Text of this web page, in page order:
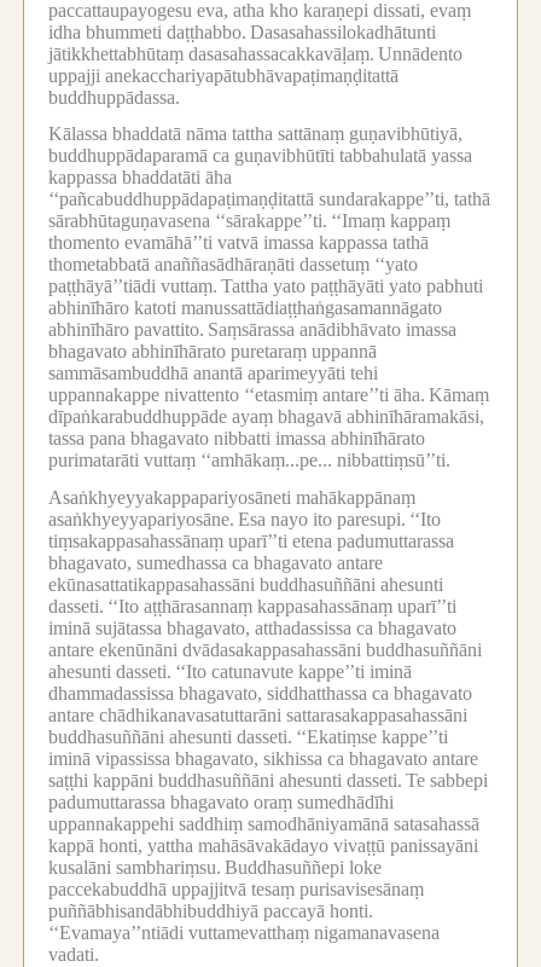
paccattaupayogesu eva, atha kho karaṇepi dissati, evaṃ
idha bhummeti daṭṭhabbo. Dasasahassilokadhātunti
jātikkhettabhūtaṃ dasasahassacakkavāḷaṃ. Unnādento
uppajji anekacchariyapātubhāvapaṭimaṇḍitattā
buddhuppādassa.
Kālassa bhaddatā nāma tattha sattānaṃ guṇavibhūtiyā,
buddhuppādaparamā ca guṇavibhūtīti tabbahulatā yassa
kappassa bhaddatāti āha
‘‘pañcabuddhuppādapaṭimaṇḍitattā sundarakappe’’ti, tathā
sārabhūtaguṇavasena ‘‘sārakappe’’ti. ‘‘Imaṃ kappaṃ
thomento evamāhā’’ti vatvā imassa kappassa tathā
thometabbatā anaññasādhāraṇāti dassetuṃ ‘‘yato
paṭṭhāyā’’tiādi vuttaṃ. Tattha yato paṭṭhāyāti yato pabhuti
abhinīhāro katoti manussattādiaṭṭhaṅgasamannāgato
abhinīhāro pavattito. Saṃsārassa anādibhāvato imassa
bhagavato abhinīhārato puretaraṃ uppannā
sammāsambuddhā anantā aparimeyyāti tehi
uppannakappe nivattento ‘‘etasmiṃ antare’’ti āha. Kāmaṃ
dīpaṅkarabuddhuppāde ayaṃ bhagavā abhinīhāramakāsi,
tassa pana bhagavato nibbatti imassa abhinīhārato
purimatarāti vuttaṃ ‘‘amhākaṃ...pe... nibbattiṃsū’’ti.
Asaṅkhyeyyakappapariyosāneti mahākappānaṃ
asaṅkhyeyyapariyosāne. Esa nayo ito paresupi. ‘‘Ito
tiṃsakappasahassānaṃ uparī’’ti etena padumuttarassa
bhagavato, sumedhassa ca bhagavato antare
ekūnasattatikappasahassāni buddhasuññāni ahesunti
dasseti. ‘‘Ito aṭṭhārasannaṃ kappasahassānaṃ uparī’’ti
iminā sujātassa bhagavato, atthadassissa ca bhagavato
antare ekenūnāni dvādasakappasahassāni buddhasuññāni
ahesunti dasseti. ‘‘Ito catunavute kappe’’ti iminā
dhammadassissa bhagavato, siddhatthassa ca bhagavato
antare chādhikanavasatuttarāni sattarasakappasahassāni
buddhasuññāni ahesunti dasseti. ‘‘Ekatiṃse kappe’’ti
iminā vipassissa bhagavato, sikhissa ca bhagavato antare
saṭṭhi kappāni buddhasuññāni ahesunti dasseti. Te sabbepi
padumuttarassa bhagavato oraṃ sumedhādīhi
uppannakappehi saddhiṃ samodhāniyamānā satasahassā
kappā honti, yattha mahāsāvakādayo vivaṭṭū panissayāni
kusalāni sambhariṃsu. Buddhasuññepi loke
paccekabuddhā uppajjitvā tesaṃ purisavisesānaṃ
puññābhisandābhibuddhiyā paccayā honti.
‘‘Evamaya’’ntiādi vuttamevatthaṃ nigamanavasena
vadati.